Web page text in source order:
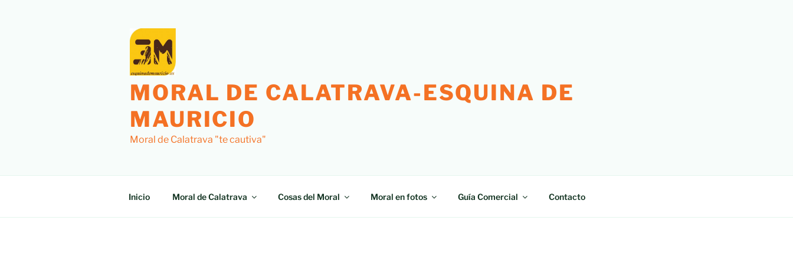
MORAL DE CALATRAVA-ESQUINA DE
MAURICIO
Moral de Calatrava "te cautiva"
Inicio Moral de Calatrava Cosas del Moral Moral en fotos Guía Comercial Contacto